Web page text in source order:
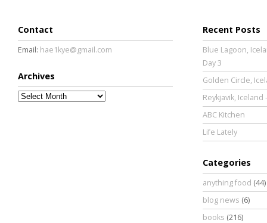
Contact
Email: hae1kye@gmail.com
Archives
Archives
Recent Posts
Blue Lagoon,
Day 3
Golden Circle,
Reykjavik, Iceland
ABC Kitchen
Life Lately
Categories
anything food (44)
blog news (6)
books (216)